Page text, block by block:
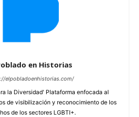
en Historias
elpobladoenhistorias.com/
la Diversidad' Plataforma enfocada al
de visibilización y reconocimiento de los
de los sectores LGBTI+.